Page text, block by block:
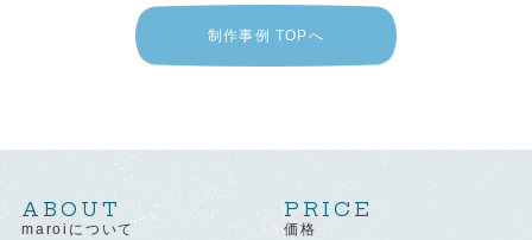
制作事例 TOPへ
ABOUT
maroiについて
PRICE
価格